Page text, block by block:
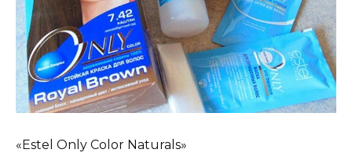
«Estel Only Color Naturals»